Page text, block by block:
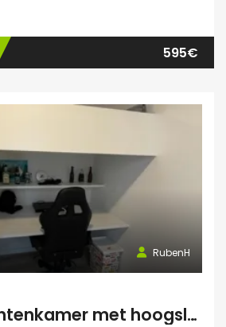
595€
RubenH
Mooie studentenkamer met hoogslaper en grote gemeenschappelijke ruimte/terras in Campus Eilandje